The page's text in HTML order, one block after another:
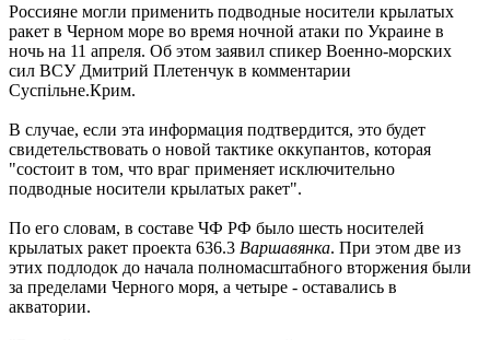
Россияне могли применить подводные носители крылатых
ракет в Черном море во время ночной атаки по Украине в
ночь на 11 апреля. Об этом заявил спикер Военно-морских
сил ВСУ Дмитрий Плетенчук в комментарии
Суспільне.Крим.
В случае, если эта информация подтвердится, это будет
свидетельствовать о новой тактике оккупантов, которая
"состоит в том, что враг применяет исключительно
подводные носители крылатых ракет".
По его словам, в составе ЧФ РФ было шесть носителей
крылатых ракет проекта 636.3 Варшавянка. При этом две из
этих подлодок до начала полномасштабного вторжения были
за пределами Черного моря, а четыре - оставались в
акватории.